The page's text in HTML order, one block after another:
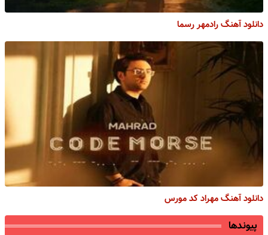
دانلود آهنگ رادمهر رسما
دانلود آهنگ مهراد کد مورس
پیوندها